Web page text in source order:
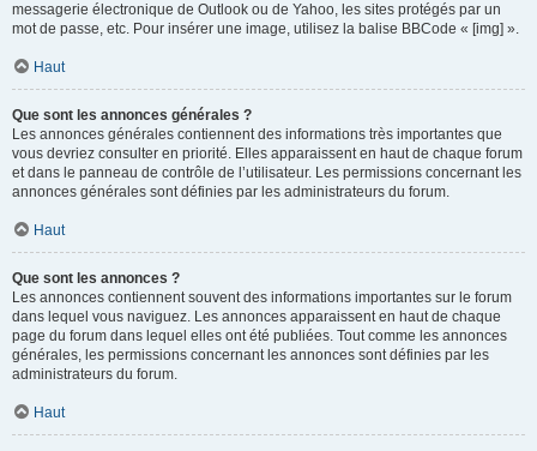
messagerie électronique de Outlook ou de Yahoo, les sites protégés par un
mot de passe, etc. Pour insérer une image, utilisez la balise BBCode « [img] ».
Haut
Que sont les annonces générales ?
Les annonces générales contiennent des informations très importantes que
vous devriez consulter en priorité. Elles apparaissent en haut de chaque forum
et dans le panneau de contrôle de l’utilisateur. Les permissions concernant les
annonces générales sont définies par les administrateurs du forum.
Haut
Que sont les annonces ?
Les annonces contiennent souvent des informations importantes sur le forum
dans lequel vous naviguez. Les annonces apparaissent en haut de chaque
page du forum dans lequel elles ont été publiées. Tout comme les annonces
générales, les permissions concernant les annonces sont définies par les
administrateurs du forum.
Haut